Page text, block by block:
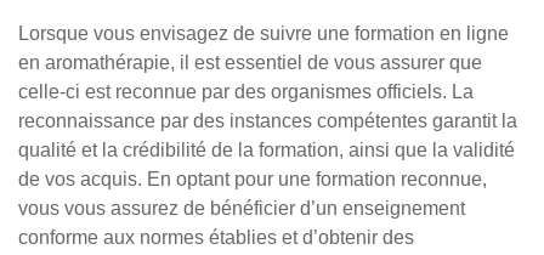
Lorsque vous envisagez de suivre une formation en ligne
en aromathérapie, il est essentiel de vous assurer que
celle-ci est reconnue par des organismes officiels. La
reconnaissance par des instances compétentes garantit la
qualité et la crédibilité de la formation, ainsi que la validité
de vos acquis. En optant pour une formation reconnue,
vous vous assurez de bénéficier d’un enseignement
conforme aux normes établies et d’obtenir des